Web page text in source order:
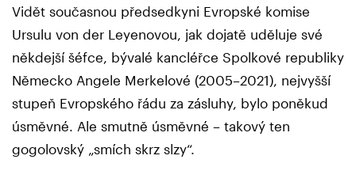
Vidět současnou předsedkyni Evropské komise
Ursulu von der Leyenovou, jak dojatě uděluje své
někdejší šéfce, bývalé kancléřce Spolkové republiky
Německo Angele Merkelové (2005–2021), nejvyšší
stupeň Evropského řádu za zásluhy, bylo poněkud
úsměvné. Ale smutně úsměvné – takový ten
gogolovský „smích skrz slzy“.